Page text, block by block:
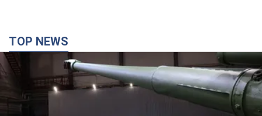
TOP NEWS